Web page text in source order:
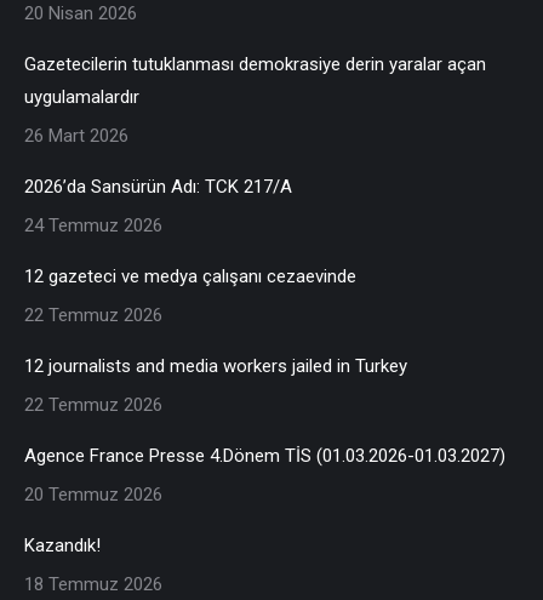
20 Nisan 2026
Gazetecilerin tutuklanması demokrasiye derin yaralar açan
uygulamalardır
26 Mart 2026
2026’da Sansürün Adı: TCK 217/A
24 Temmuz 2026
12 gazeteci ve medya çalışanı cezaevinde
22 Temmuz 2026
12 journalists and media workers jailed in Turkey
22 Temmuz 2026
Agence France Presse 4.Dönem TİS (01.03.2026-01.03.2027)
20 Temmuz 2026
Kazandık!
18 Temmuz 2026